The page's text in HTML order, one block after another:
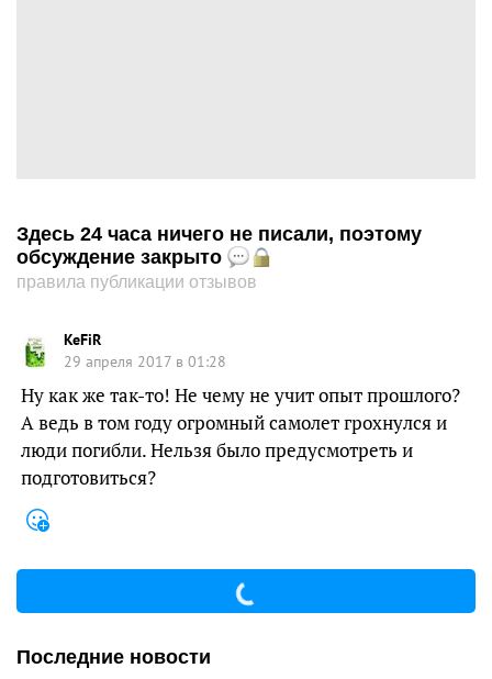
Здесь 24 часа ничего не писали, поэтому
обсуждение закрыто
правила публикации отзывов
KeFiR
29 апреля 2017 в 01:28
Ну как же так-то! Не чему не учит опыт прошлого?
А ведь в том году огромный самолет грохнулся и
люди погибли. Нельзя было предусмотреть и
подготовиться?
Последние новости